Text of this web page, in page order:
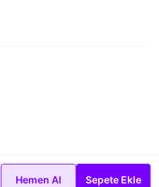
Hemen Al Sepete Ekle